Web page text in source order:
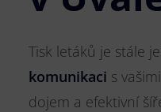
Tisk letáků je stále
komunikaci s
dojem a efektivní